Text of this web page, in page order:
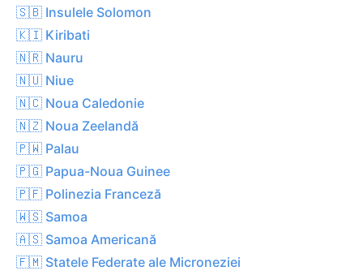
🇸🇧 Insulele Solomon
🇰🇮 Kiribati
🇳🇷 Nauru
🇳🇺 Niue
🇳🇨 Noua Caledonie
🇳🇿 Noua Zeelandă
🇵🇼 Palau
🇵🇬 Papua-Noua Guinee
🇵🇫 Polinezia Franceză
🇼🇸 Samoa
🇦🇸 Samoa Americană
🇫🇲 Statele Federate ale Microneziei